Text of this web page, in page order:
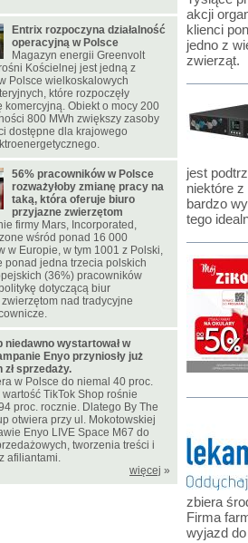
akcji
klienci
jedno z
zwierząt.
jest
niektóre
bardzo
tego
zbiera
Firma
wyjazd
Entrix rozpoczyna działalność
operacyjną w Polsce
Magazyn energii Greenvolt
Kościelnej jest jedną z
Polsce wielkoskalowych
które rozpoczęły
komercyjną. Obiekt o mocy 200
800 MWh zwiększy zasoby
dostępne dla krajowego
56% pracowników w Polsce
rozważyłoby zmianę pracy na
taką, która oferuje biuro
przyjazne zwierzętom
firmy Mars, Incorporated,
wśród ponad 16 000
w Europie, w tym 1001 z Polski,
ponad jedna trzecia polskich
(36%) pracowników
dotyczącą biur
nad tradycyjne
niedawno wystartował w
Enyo przyniosły już
zł sprzedaży.
w Polsce do niemal 40 proc.
wartość TikTok Shop rośnie
proc. rocznie. Dlatego By The
otwiera przy ul. Mokotowskiej
Enyo LIVE Space M67 do
tworzenia treści i
afiliantami.
więcej »